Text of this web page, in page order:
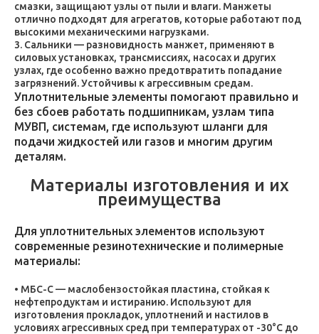
смазки, защищают узлы от пыли и влаги. Манжеты
отлично подходят для агрегатов, которые работают под
высокими механическими нагрузками.
Сальники — разновидность манжет, применяют в
силовых установках, трансмиссиях, насосах и других
узлах, где особенно важно предотвратить попадание
загрязнений. Устойчивы к агрессивным средам.
Уплотнительные элементы помогают правильно и
без сбоев работать подшипникам, узлам типа
МУВП, системам, где используют шланги для
подачи жидкостей или газов и многим другим
деталям.
Материалы изготовления и их
преимущества
Для уплотнительных элементов используют
современные резинотехнические и полимерные
материалы:
МБС-С — маслобензостойкая пластина, стойкая к
нефтепродуктам и истиранию. Используют для
изготовления прокладок, уплотнений и настилов в
условиях агрессивных сред при температурах от -30°C до